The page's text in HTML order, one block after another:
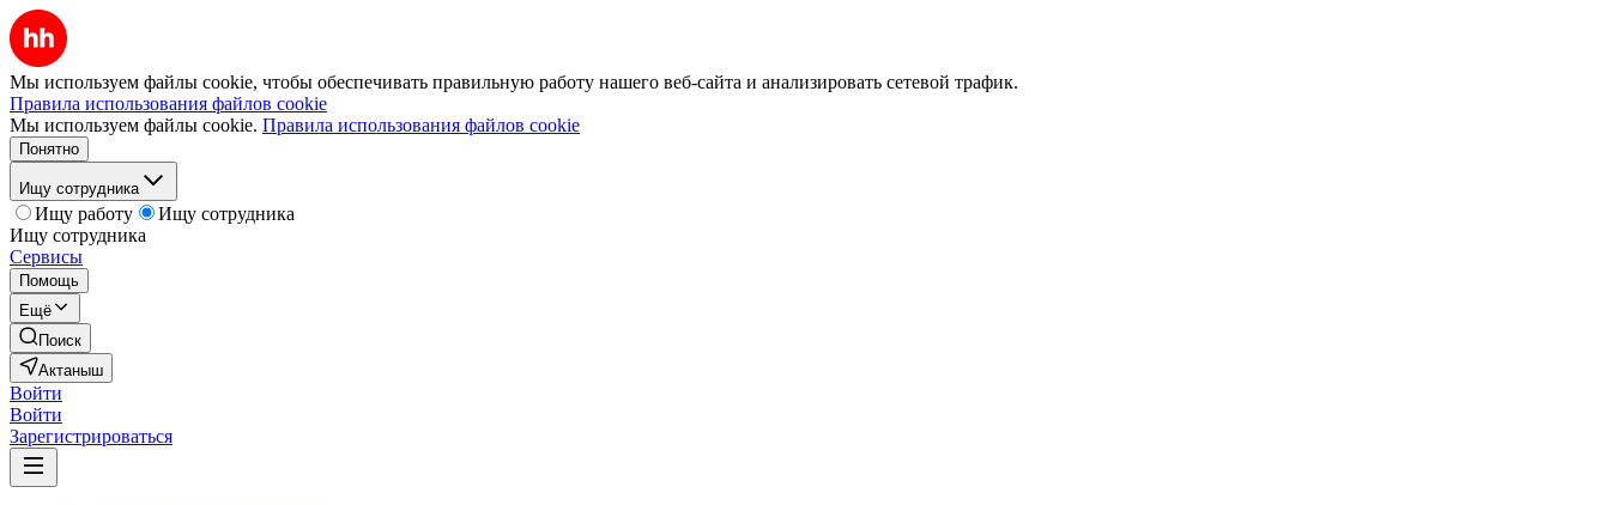
Мы используем файлы cookie, чтобы обеспечивать правильную работу нашего веб-сайта и анализировать сетевой трафик.
Правила использования файлов cookie
Мы используем файлы cookie. Правила использования файлов cookie
Понятно
Ищу сотрудника
Ищу работу
Ищу сотрудника
Ищу сотрудника
Сервисы
Помощь
Ещё
Поиск
Актаныш
Войти
Войти
Зарегистрироваться